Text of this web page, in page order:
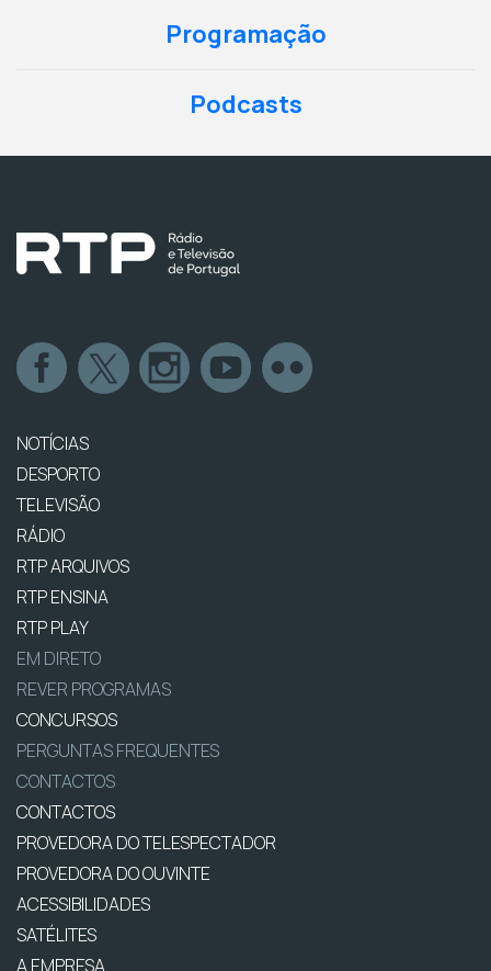
Programação
Podcasts
NOTÍCIAS
DESPORTO
TELEVISÃO
RÁDIO
RTP ARQUIVOS
RTP ENSINA
RTP PLAY
EM DIRETO
REVER PROGRAMAS
CONCURSOS
PERGUNTAS FREQUENTES
CONTACTOS
CONTACTOS
PROVEDORA DO TELESPECTADOR
PROVEDORA DO OUVINTE
ACESSIBILIDADES
SATÉLITES
A EMPRESA